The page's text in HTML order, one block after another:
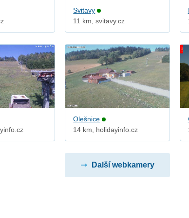
Svitavy
11 km, svitavy.cz
Olešnice
14 km, holidayinfo.cz
Další webkamery